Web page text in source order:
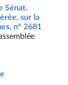
Sénat,
sur la
n° 2681